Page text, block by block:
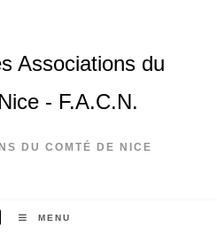
Associations du
- F.A.C.N.
DU COMTÉ DE NICE
MENU